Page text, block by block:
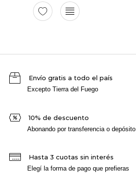
Envío gratis a todo el país
Excepto Tierra del Fuego
10% de descuento
Abonando por transferencia o depósito
Hasta 3 cuotas sin interés
Elegí la forma de pago que prefieras